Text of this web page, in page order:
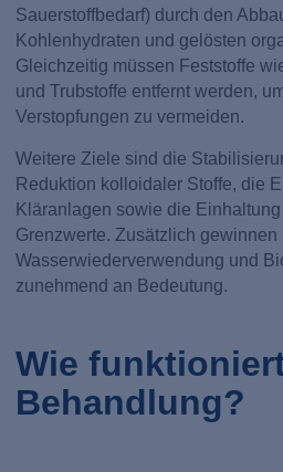
Sauerstoffbedarf) durch den
Kohlenhydraten und gelösten
Gleichzeitig müssen Feststoffe
und Trubstoffe entfernt werden,
Verstopfungen zu vermeiden.
Weitere Ziele sind die
Reduktion kolloidaler Stoffe, die
Kläranlagen sowie die
Grenzwerte. Zusätzlich gewinnen
Wasserwiederverwendung und
zunehmend an Bedeutung.
Wie
Behandlung?